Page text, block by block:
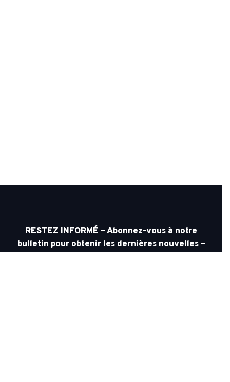
RESTEZ INFORMÉ – Abonnez-vous à notre
bulletin pour obtenir les dernières nouvelles –